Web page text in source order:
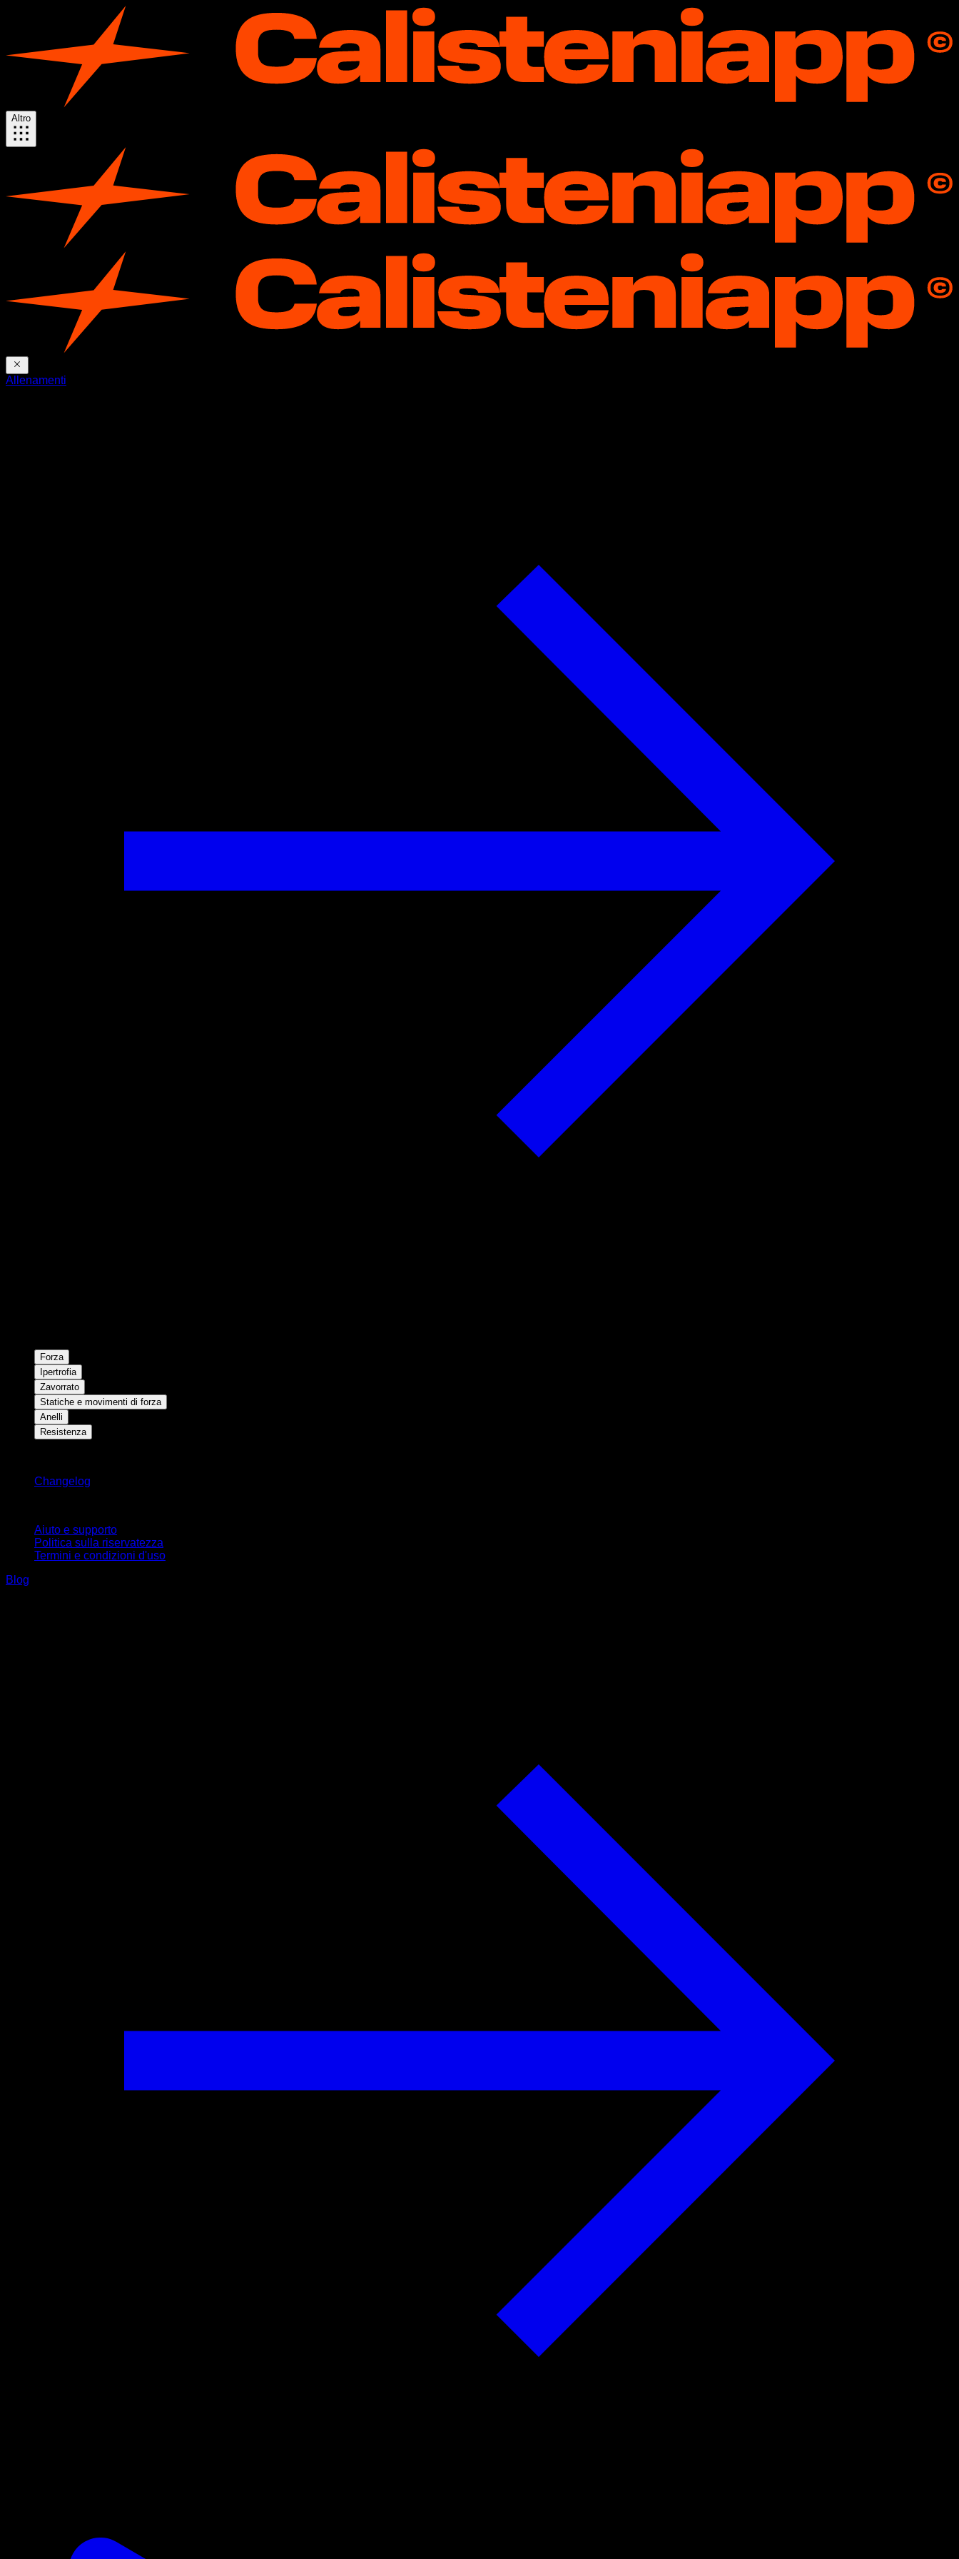
Altro
Allenamenti
Forza
Ipertrofia
Zavorrato
Statiche e movimenti di forza
Anelli
Resistenza
Changelog
Aiuto e supporto
Politica sulla riservatezza
Termini e condizioni d'uso
Blog